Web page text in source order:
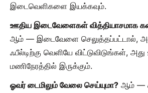
இடைவெளிகளை இயக்கவும்.
ஊதிய இடைவேளைகள் வித்தியாசமாக
ஆம் — இடைவேளை செலுத்தப்பட்டால்,
ஃபீல்டிற்கு வெளியே விட்டுவிடுங்கள்,
மணிநேரத்தில் இருக்கும்.
ஓவர் டைமிலும் வேலை செய்யுமா? ஆம் —